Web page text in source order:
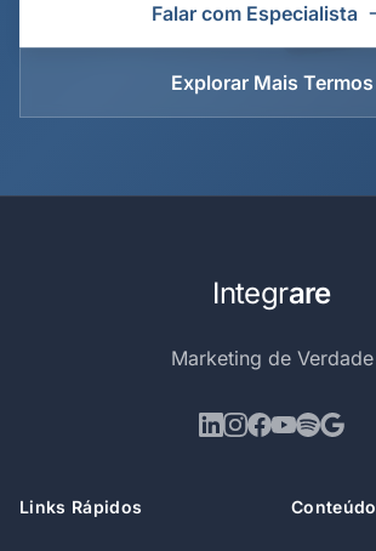
Falar com Especialista
Explorar Mais Termos
Integrare
Marketing de Verdade
Links Rápidos Conteúdo